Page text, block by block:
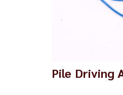
Pile Driving